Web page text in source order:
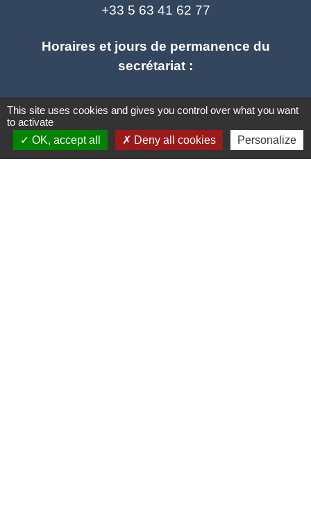
+33 5 63 41 62 77
Horaires et jours de permanence du
secrétariat :
- Lundi : fermé
- Mardi : ouvert de 9h à 12h et de 14h à 19h
- Mercredi : ouvert de 9h à 12h - fermé l'après
midi
This site uses cookies and gives you control over what you want
to activate
OK, accept all
Deny all cookies Personalize